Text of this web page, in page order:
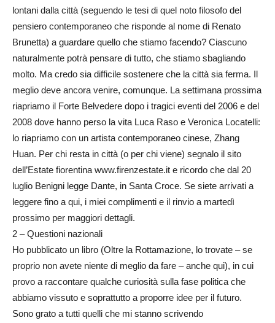
lontani dalla città (seguendo le tesi di quel noto filosofo del
pensiero contemporaneo che risponde al nome di Renato
Brunetta) a guardare quello che stiamo facendo? Ciascuno
naturalmente potrà pensare di tutto, che stiamo sbagliando
molto. Ma credo sia difficile sostenere che la città sia ferma. Il
meglio deve ancora venire, comunque. La settimana prossima
riapriamo il Forte Belvedere dopo i tragici eventi del 2006 e del
2008 dove hanno perso la vita Luca Raso e Veronica Locatelli:
lo riapriamo con un artista contemporaneo cinese, Zhang
Huan. Per chi resta in città (o per chi viene) segnalo il sito
dell’Estate fiorentina www.firenzestate.it e ricordo che dal 20
luglio Benigni legge Dante, in Santa Croce. Se siete arrivati a
leggere fino a qui, i miei complimenti e il rinvio a martedì
prossimo per maggiori dettagli.
2 – Questioni nazionali
Ho pubblicato un libro (Oltre la Rottamazione, lo trovate – se
proprio non avete niente di meglio da fare – anche qui), in cui
provo a raccontare qualche curiosità sulla fase politica che
abbiamo vissuto e soprattutto a proporre idee per il futuro.
Sono grato a tutti quelli che mi stanno scrivendo